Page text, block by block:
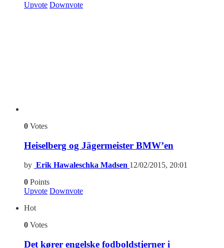
Upvote Downvote
0 Votes
Heiselberg og Jägermeister BMW’en
by Erik Hawaleschka Madsen 12/02/2015, 20:01
0 Points
Upvote Downvote
Hot
0 Votes
Det kører engelske fodboldstjerner i